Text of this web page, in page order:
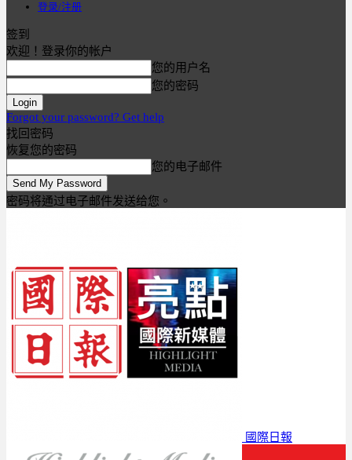
登录/注册
签到
欢迎！登录你的帐户
您的用户名
您的密码
Forgot your password? Get help
找回密码
恢复您的密码
您的电子邮件
密码将通过电子邮件发送给您。
國際日報